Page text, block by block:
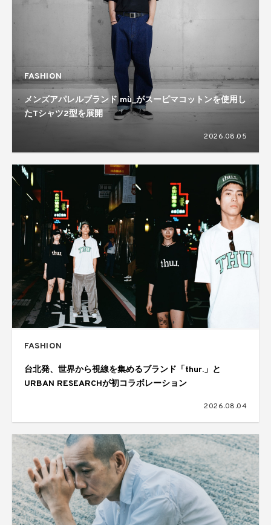
FASHION
メンズアパレルブランド mù_がスーピマコットンを使用し
たTシャツ2型を展開
2026.08.05
FASHION
台北発、世界から視線を集めるブランド「thur.」と
URBAN RESEARCHが初コラボレーション
2026.08.04